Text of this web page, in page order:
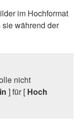
im Hochformat
sie während der
nicht
] für [ Hoch